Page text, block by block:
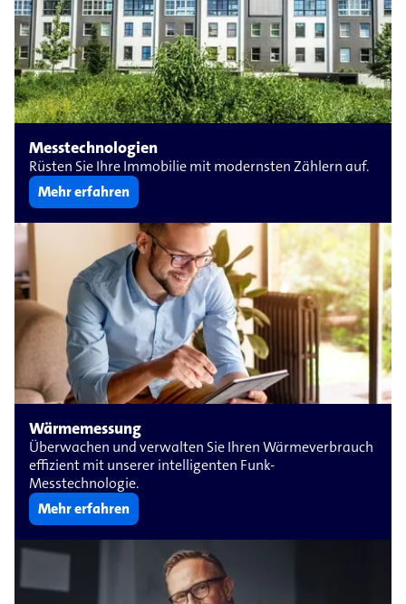
Messtechnologien
Rüsten Sie Ihre Immobilie mit modernsten Zählern auf.
Mehr erfahren
Wärmemessung
Überwachen und verwalten Sie Ihren Wärmeverbrauch
effizient mit unserer intelligenten Funk-
Messtechnologie.
Mehr erfahren